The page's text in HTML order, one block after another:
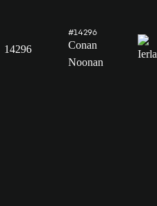
14296
#14296
Conan
Noonan